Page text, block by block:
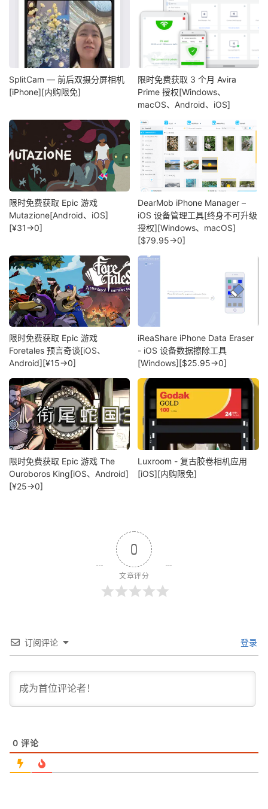
SplitCam — 前后双摄分屏相机
[iPhone][内购限免]
限时免费获取 3 个月 Avira
Prime 授权[Windows、
macOS、Android、iOS]
限时免费获取 Epic 游戏
Mutazione[Android、iOS]
[¥31→0]
DearMob iPhone Manager –
iOS 设备管理工具[终身不可升级
授权][Windows、macOS]
[$79.95→0]
限时免费获取 Epic 游戏
Foretales 预言奇谈[iOS、
Android][¥15→0]
iReaShare iPhone Data Eraser
- iOS 设备数据擦除工具
[Windows][$25.95→0]
限时免费获取 Epic 游戏 The
Ouroboros King[iOS、Android]
[¥25→0]
Luxroom - 复古胶卷相机应用
[iOS][内购限免]
0
文章评分
订阅评论 登录
0 评论